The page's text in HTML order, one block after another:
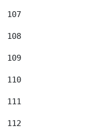
107
108
109
110
111
112